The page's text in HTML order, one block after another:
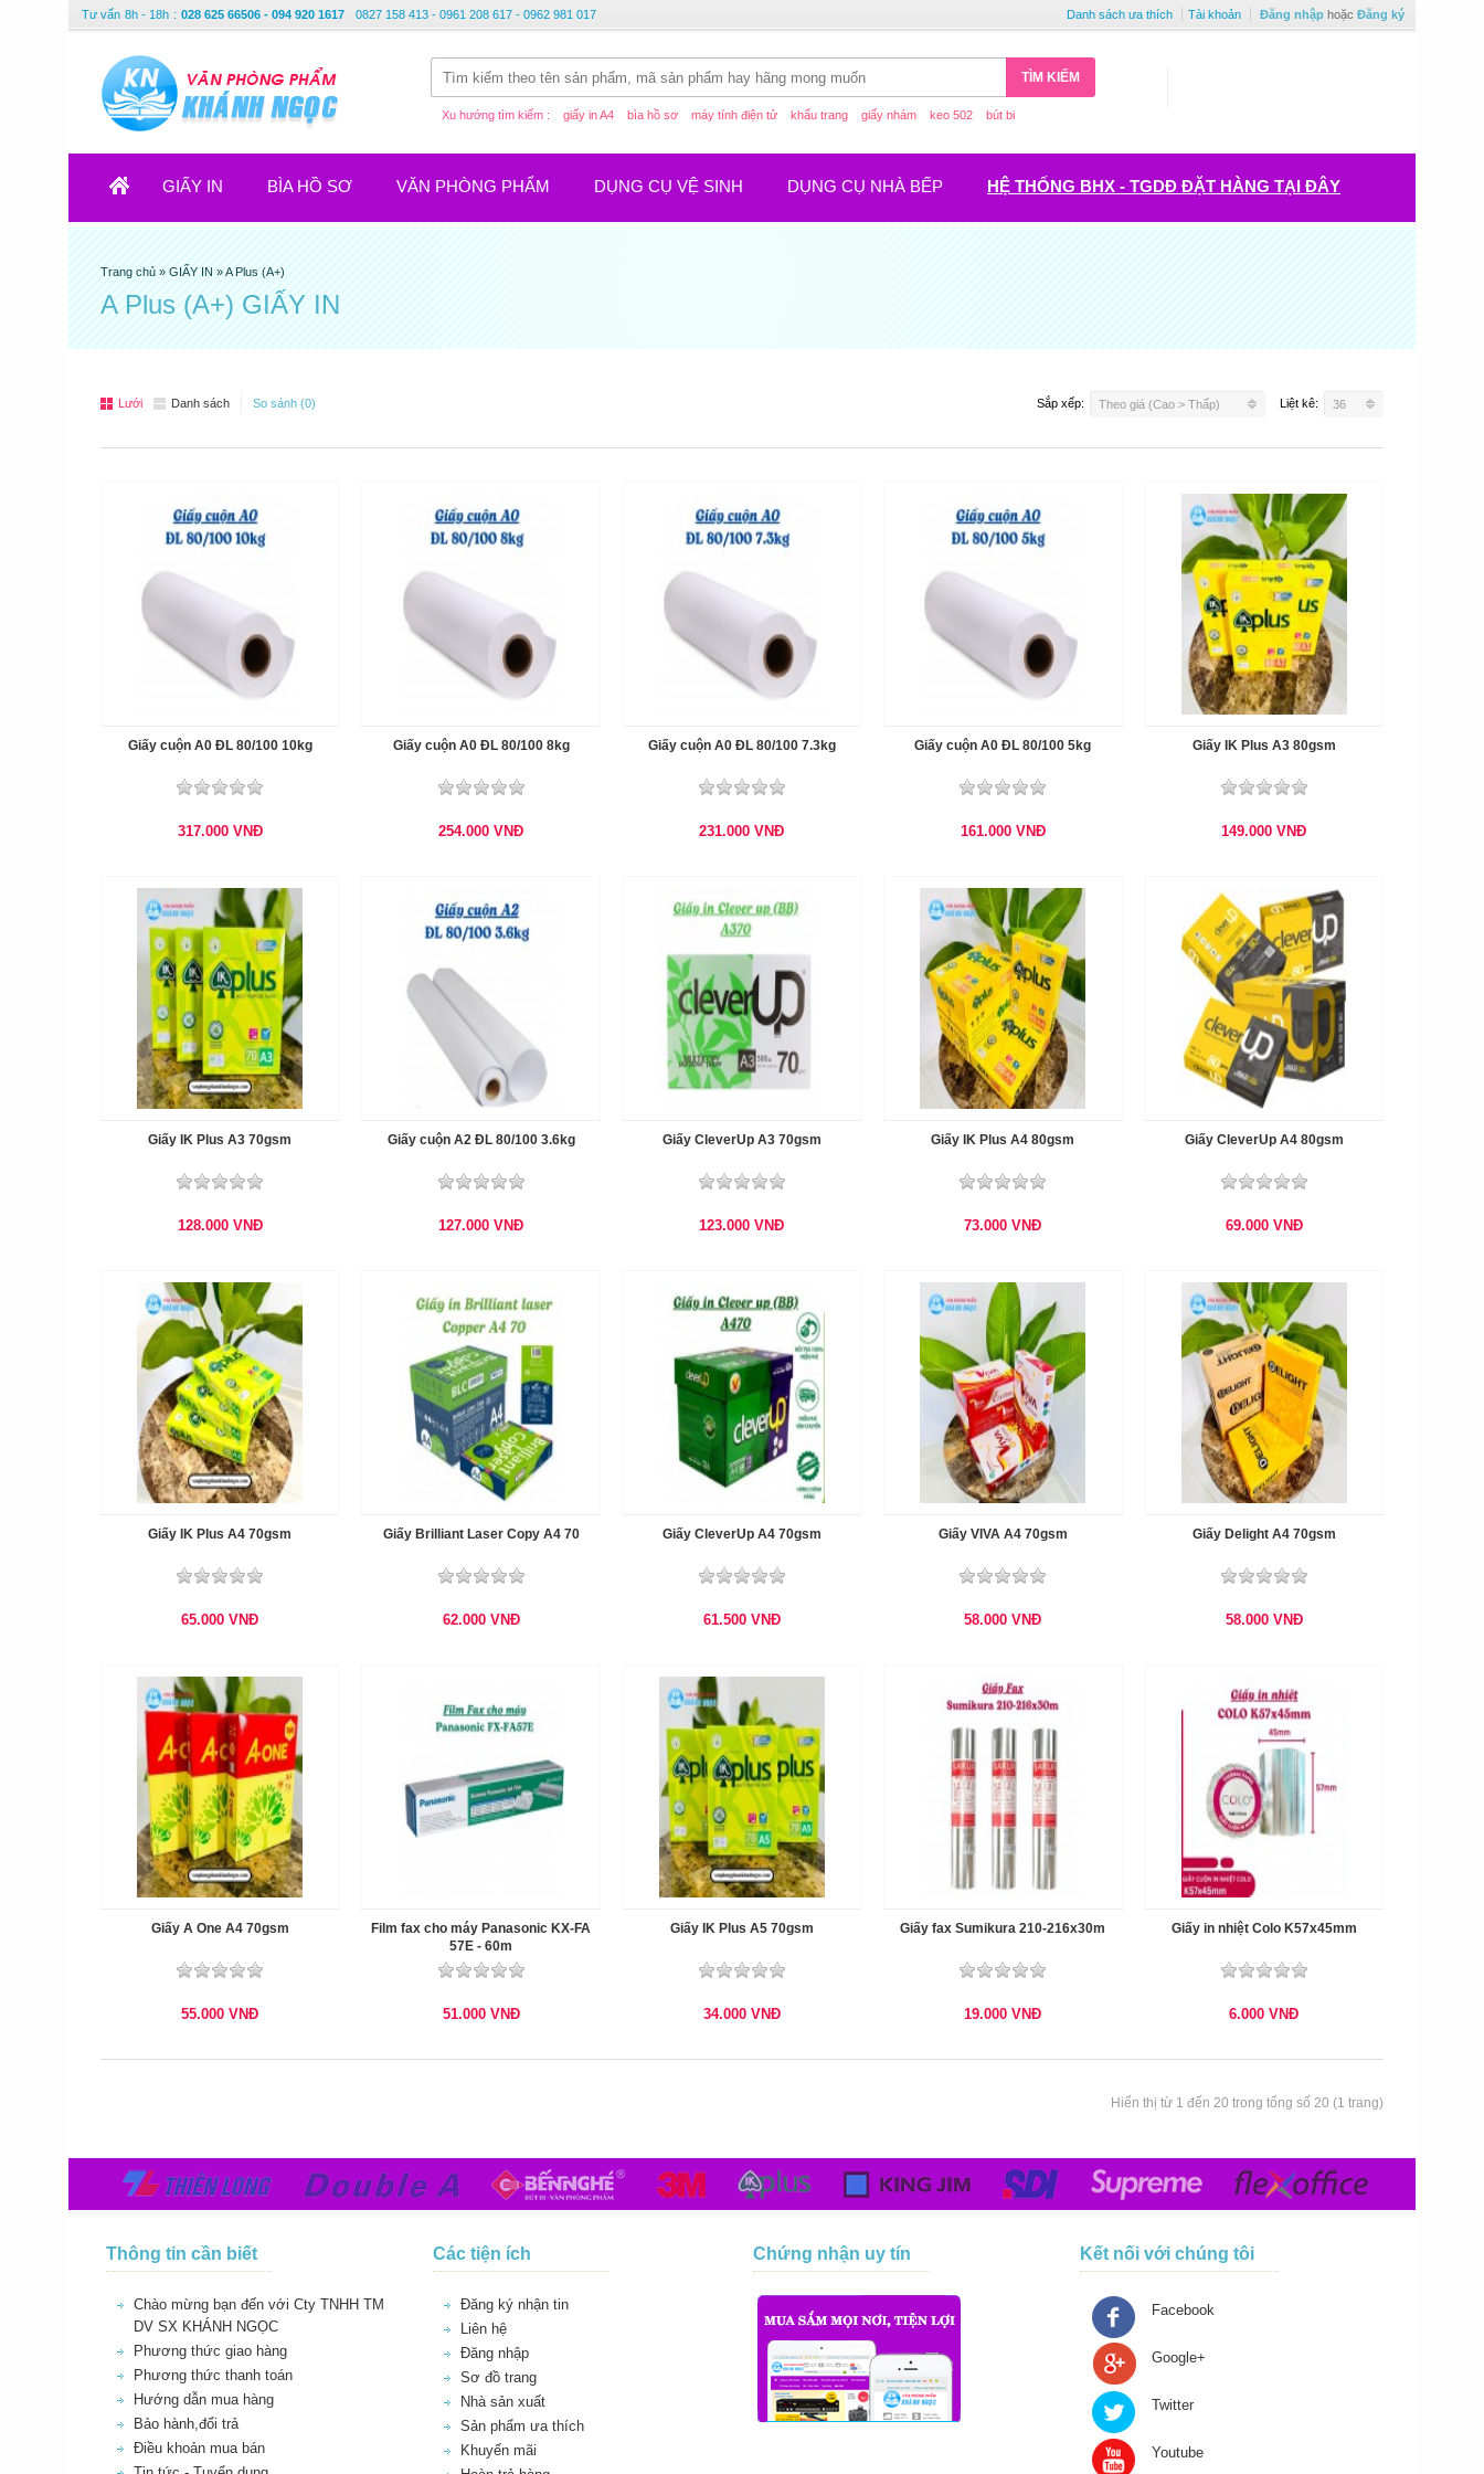
Tư vấn 8h - 18h : 028 625 66506 - 094 920 1617 0827 158 413 - 0961 208 617 - 0962 981 017 Danh sách ưa thích Tài khoản Đăng nhập hoặc Đăng ký
TÌM KIẾM
Xu hướng tìm kiếm : giấy in A4 bìa hồ sơ máy tính điện tử khẩu trang giấy nhám keo 502 bút bi
GIẤY IN BÌA HỒ SƠ VĂN PHÒNG PHẨM DỤNG CỤ VỆ SINH DỤNG CỤ NHÀ BẾP HỆ THỐNG BHX - TGDĐ ĐẶT HÀNG TẠI ĐÂY
Trang chủ»GIẤY IN»A Plus (A+)
A Plus (A+) GIẤY IN
Sắp xếp: Theo giá (Cao > Thấp) Liệt kê: 36
Lưới Danh sách So sánh (0)
Giấy cuộn A0 ĐL 80/100 10kg
317.000 VNĐ
Giấy cuộn A0 ĐL 80/100 8kg
254.000VNĐ
Giấy cuộn A0 ĐL 80/100 7.3kg
231.000VNĐ
Giấy cuộn A0 ĐL 80/100 5kg
161.000 VNĐ
Giấy IK Plus A3 80gsm
149.000VNĐ
Giấy IK Plus A3 70gsm
128.000 VNĐ
Giấy cuộn A2 ĐL 80/100 3.6kg
127.000VNĐ
Giấy CleverUp A3 70gsm
123.000VNĐ
Giấy IK Plus A4 80gsm
73.000VNĐ
Giấy CleverUp A4 80gsm
69.000 VNĐ
Giấy IK Plus A4 70gsm
65.000VNĐ
Giấy Brilliant Laser Copy A4 70
62.000 VNĐ
Giấy CleverUp A4 70gsm
61.500 VNĐ
Giấy VIVA A4 70gsm
58.000VNĐ
Giấy Delight A4 70gsm
58.000 VNĐ
Giấy A One A4 70gsm
55.000VNĐ
Film fax cho máy Panasonic KX-FA
57E - 60m
51.000 VNĐ
Giấy IK Plus A5 70gsm
34.000 VNĐ
Giấy fax Sumikura 210-216x30m
19.000VNĐ
Giấy in nhiệt Colo K57x45mm
6.000VNĐ
Hiển thị từ 1 đến 20 trong tổng số 20 (1 trang)
Thông tin cần biết
Chào mừng bạn đến với Cty TNHH TM
DV SX KHÁNH NGỌC
Phương thức giao hàng
Phương thức thanh toán
Hướng dẫn mua hàng
Bảo hành,đổi trả
Điều khoản mua bán
Các tiện ích
Đăng ký nhận tin
Liên hệ
Đăng nhập
Sơ đồ trang
Nhà sản xuất
Sản phẩm ưa thích
Khuyến mãi
Chứng nhận uy tín Kết nối với chúng tôi
Facebook
Google+
Twitter
Youtube